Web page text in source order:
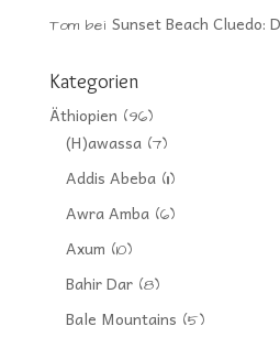
Tombei Sunset Beach Cluedo:
Kategorien
Äthiopien (96)
(H)awassa(7)
Addis Abeba(11)
Awra Amba(6)
Axum (10)
Bahir Dar(8)
Bale Mountains (5)